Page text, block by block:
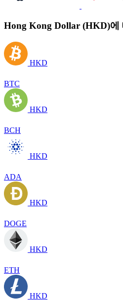
Hong Kong Dollar (HKD)에
HKD
BTC
HKD
BCH
HKD
ADA
HKD
DOGE
HKD
ETH
HKD